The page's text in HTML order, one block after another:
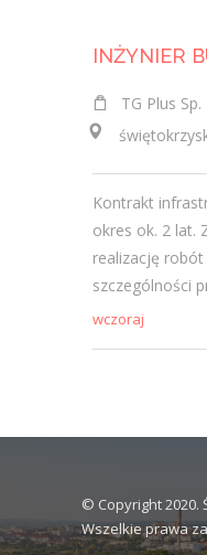
INŻYNIER
TG Plus Sp.
Kontrakt
okres ok. 2 lat.
realizację
szczególności
wczoraj
© Copyright 2020.
Wszelkie prawa